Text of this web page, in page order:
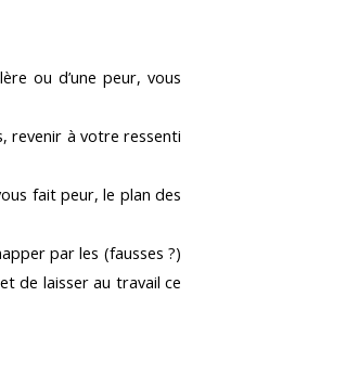
ou d’une peur, vous
revenir à votre ressenti
fait peur, le plan des
par les (fausses ?)
de laisser au travail ce